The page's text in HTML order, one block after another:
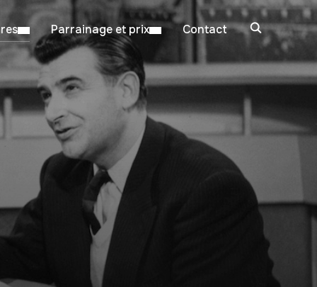
Parrainage et prix Contact